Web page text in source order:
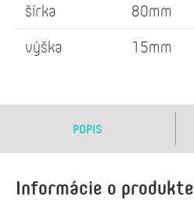
šírka
80mm
výška
15mm
POPIS
Informácie o produkte